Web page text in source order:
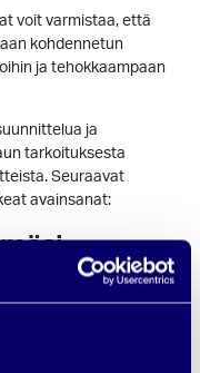
voit varmistaa, että
kohdennetun
ja tehokkaampaan
ja
tarkoituksesta
Seuraavat
avainsanat: